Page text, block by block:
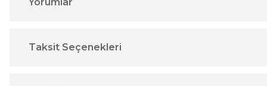
Taksit Seçenekleri